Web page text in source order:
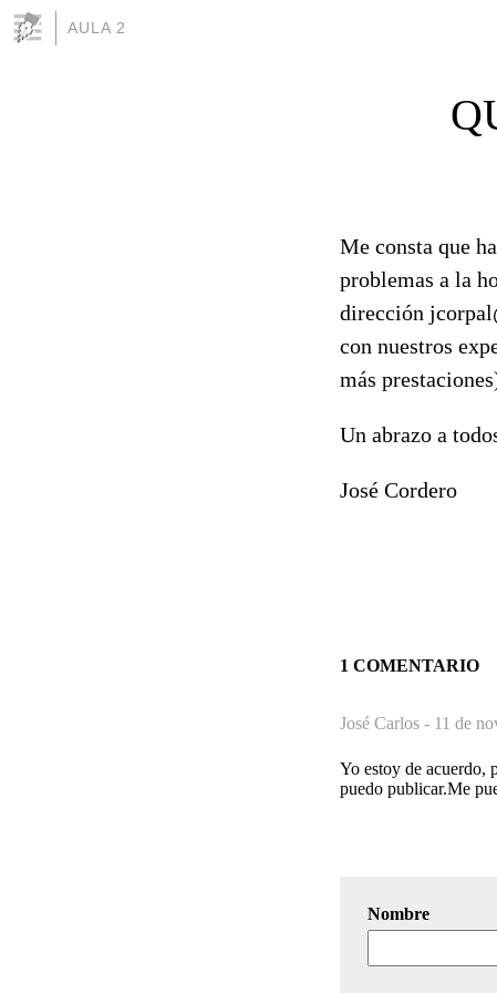
AULA 2
Me consta que
problemas a la
dirección
con nuestros
más
Un abrazo a
José Cordero
1 COMENTARIO
José Carlos - 11 de
Yo estoy de acuerdo,
puedo publicar.Me
Nombre